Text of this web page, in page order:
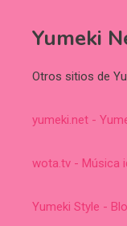
Yumeki
Otros sitios de
yumeki.net -
wota.tv - Música
Yumeki Style -